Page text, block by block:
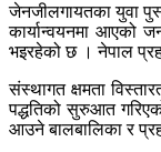
जेनजीलगायतका युवा
कार्यान्वयनमा आएको
भइरहेको छ । नेपाल
संस्थागत क्षमता
पद्धतिको सुरुआत
आउने बालबालिका र